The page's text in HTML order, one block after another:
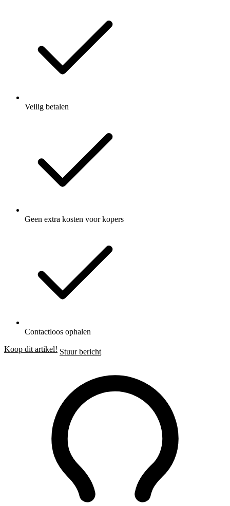
Veilig betalen
Geen extra kosten voor kopers
Contactloos ophalen
Koop dit artikel! Stuur bericht